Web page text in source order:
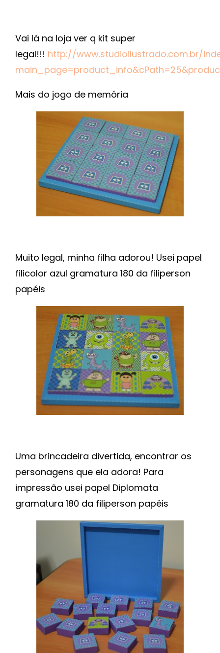
Vai lá na loja ver q kit super
legal!!! http://www.studioilustrado.com.br/
Mais do jogo de memória
Muito legal, minha filha adorou! Usei papel
filicolor azul gramatura 180 da filiperson
papéis
Uma brincadeira divertida, encontrar os
personagens que ela adora! Para
impressão usei papel Diplomata
gramatura 180 da filiperson papéis